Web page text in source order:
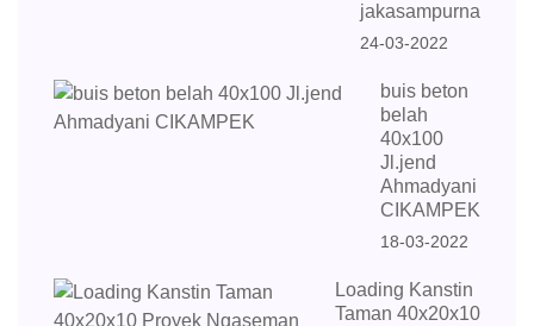
jakasampurna
24-03-2022
buis beton
belah
40x100
Jl.jend
Ahmadyani
CIKAMPEK
18-03-2022
Loading Kanstin
Taman 40x20x10